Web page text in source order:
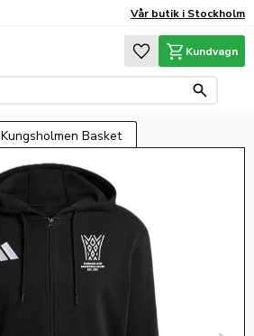
Vår butik i Stockholm
Favoriter
Kundvagn
Kungsholmen Basket